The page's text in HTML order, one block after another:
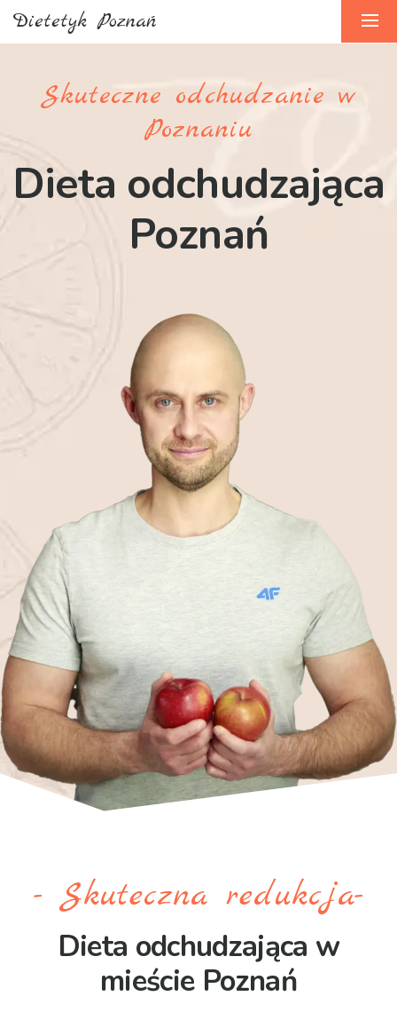
Dietetyk Poznań
Skuteczne odchudzanie w
Poznaniu
Dieta odchudzająca
Poznań
- Skuteczna redukcja-
Dieta odchudzająca w
mieście Poznań